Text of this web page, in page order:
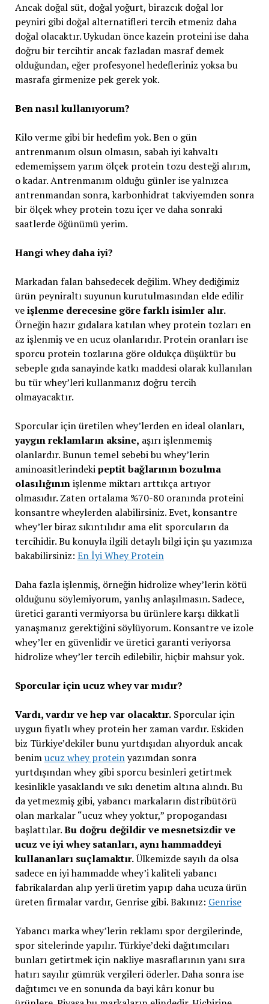
Ancak doğal süt, doğal yoğurt, birazcık doğal lor
peyniri gibi doğal alternatifleri tercih etmeniz daha
doğal olacaktır. Uykudan önce kazein proteini ise daha
doğru bir tercihtir ancak fazladan masraf demek
olduğundan, eğer profesyonel hedefleriniz yoksa bu
masrafa girmenize pek gerek yok.
Ben nasıl kullanıyorum?
Kilo verme gibi bir hedefim yok. Ben o gün
antrenmanım olsun olmasın, sabah iyi kahvaltı
edememişsem yarım ölçek protein tozu desteği alırım,
o kadar. Antrenmanım olduğu günler ise yalnızca
antrenmandan sonra, karbonhidrat takviyemden sonra
bir ölçek whey protein tozu içer ve daha sonraki
saatlerde öğünümü yerim.
Hangi whey daha iyi?
Markadan falan bahsedecek değilim. Whey dediğimiz
ürün peyniraltı suyunun kurutulmasından elde edilir
veişlenme derecesine göre farklı isimler alır.
Örneğin hazır gıdalara katılan whey protein tozları en
az işlenmiş ve en ucuz olanlarıdır. Protein oranları ise
sporcu protein tozlarına göre oldukça düşüktür bu
sebeple gıda sanayinde katkı maddesi olarak kullanılan
bu tür whey’leri kullanmanız doğru tercih
olmayacaktır.
Sporcular için üretilen whey’lerden en ideal olanları,
yaygın reklamların aksine, aşırı işlenmemiş
olanlardır. Bunun temel sebebi bu whey’lerin
aminoasitlerindekipeptit bağlarının bozulma
olasılığınınişlenme miktarı arttıkça artıyor
olmasıdır. Zaten ortalama %70-80 oranında proteini
konsantre wheylerden alabilirsiniz. Evet, konsantre
whey’ler biraz sıkıntılıdır ama elit sporcuların da
tercihidir. Bu konuyla ilgili detaylı bilgi için şu yazımıza
bakabilirsiniz: En İyi Whey Protein
Daha fazla işlenmiş, örneğin hidrolize whey’lerin kötü
olduğunu söylemiyorum, yanlış anlaşılmasın. Sadece,
üretici garanti vermiyorsa bu ürünlere karşı dikkatli
yanaşmanız gerektiğini söylüyorum. Konsantre ve izole
whey’ler en güvenlidir ve üretici garanti veriyorsa
hidrolize whey’ler tercih edilebilir, hiçbir mahsur yok.
Sporcular için ucuz whey var mıdır?
Vardı, vardır ve hep var olacaktır.Sporcular için
uygun fiyatlı whey protein her zaman vardır. Eskiden
biz Türkiye’dekiler bunu yurtdışıdan alıyorduk ancak
benimucuz whey proteinyazımdan sonra
yurtdışından whey gibi sporcu besinleri getirtmek
kesinlikle yasaklandı ve sıkı denetim altına alındı. Bu
da yetmezmiş gibi, yabancı markaların distribütörü
olan markalar “ucuz whey yoktur,” propogandası
başlattılar.Bu doğru değildir ve mesnetsizdir ve
ucuz ve iyi whey satanları, aynı hammaddeyi
kullananları suçlamaktır.Ülkemizde sayılı da olsa
sadece en iyi hammadde whey’i kaliteli yabancı
fabrikalardan alıp yerli üretim yapıp daha ucuza ürün
üreten firmalar vardır, Genrise gibi. Bakınız: Genrise
Yabancı marka whey’lerin reklamı spor dergilerinde,
spor sitelerinde yapılır. Türkiye’deki dağıtımcıları
bunları getirtmek için nakliye masraflarının yanı sıra
hatırı sayılır gümrük vergileri öderler. Daha sonra ise
dağıtımcı ve en sonunda da bayi kârı konur bu